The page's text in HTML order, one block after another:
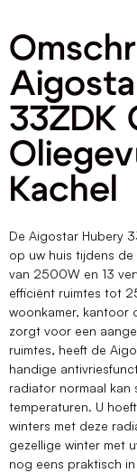
33ZDK
Kachel
De Aigostar Hubery
op uw huis tijdens
van 2500W en 13
efficiënt ruimtes tot
woonkamer, kantoor
zorgt voor een
ruimtes, heeft de
handige
radiator normaal kan
temperaturen. U
winters met deze
gezellige winter met
nog eens praktisch